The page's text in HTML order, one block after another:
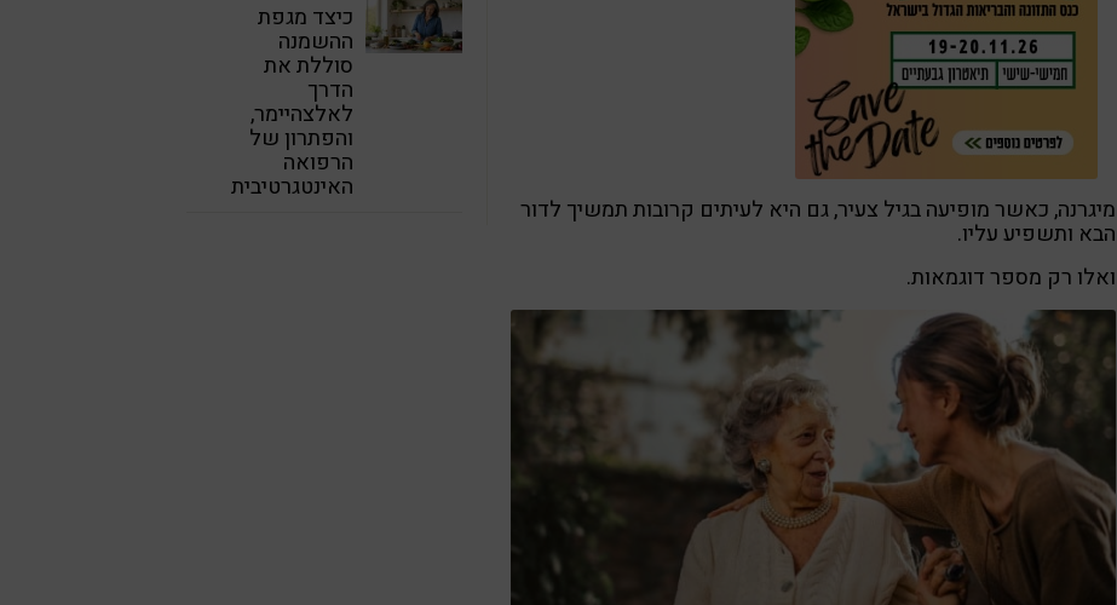
מיגרנה, כאשר מופיעה בגיל צעיר, גם היא לעיתים קרובות תמשיך לדור
הבא ותשפיע עליו.
ואלו רק מספר דוגמאות.
כיצד מגפת
ההשמנה
סוללת את
הדרך
לאלצהיימר,
והפתרון של
הרפואה
האינטגרטיבית